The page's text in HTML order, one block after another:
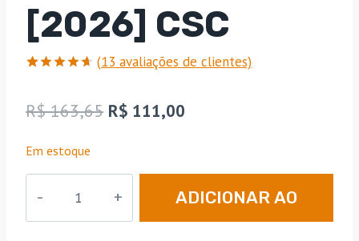
[2026] CSC
4.62de
5, com
em
de
(13 avaliações de clientes)
R$163,65 O
era:
R$ 163,65.
R$ 111,00
é:
R$ 111,00.
Em estoque
MG
ADICIONAR AO